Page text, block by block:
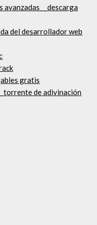
avanzadas_ _descarga
del desarrollador web
gratis
de adivinación